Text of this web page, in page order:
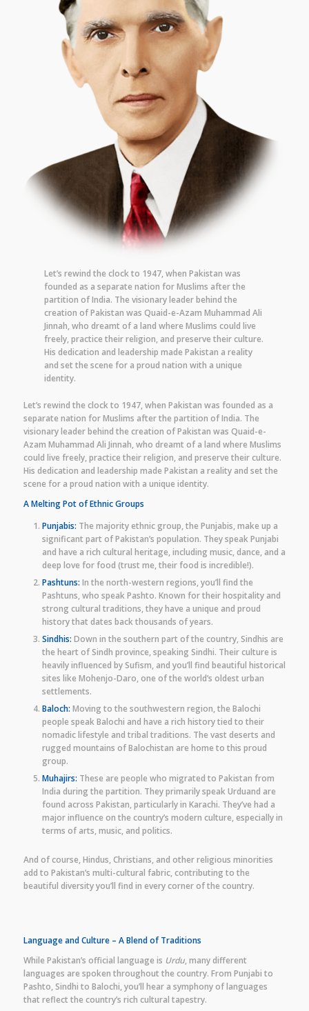
Let’s rewind the clock to 1947, when Pakistan was
founded as a separate nation for Muslims after the
partition of India. The visionary leader behind the
creation of Pakistan was Quaid-e-Azam Muhammad Ali
Jinnah, who dreamt of a land where Muslims could live
freely, practice their religion, and preserve their culture.
His dedication and leadership made Pakistan a reality
and set the scene for a proud nation with a unique
identity.
Let’s rewind the clock to 1947, when Pakistan was founded as a
separate nation for Muslims after the partition of India. The
visionary leader behind the creation of Pakistan was Quaid-e-
Azam Muhammad Ali Jinnah, who dreamt of a land where Muslims
could live freely, practice their religion, and preserve their culture.
His dedication and leadership made Pakistan a reality and set the
scene for a proud nation with a unique identity.
A Melting Pot of Ethnic Groups
Punjabis: The majority ethnic group, the Punjabis, make up a
significant part of Pakistan’s population. They speak Punjabi
and have a rich cultural heritage, including music, dance, and a
deep love for food (trust me, their food is incredible!).
Pashtuns: In the north-western regions, you’ll find the
Pashtuns, who speak Pashto. Known for their hospitality and
strong cultural traditions, they have a unique and proud
history that dates back thousands of years.
Sindhis: Down in the southern part of the country, Sindhis are
the heart of Sindh province, speaking Sindhi. Their culture is
heavily influenced by Sufism, and you’ll find beautiful historical
sites like Mohenjo-Daro, one of the world’s oldest urban
settlements.
Baloch: Moving to the southwestern region, the Balochi
people speak Balochi and have a rich history tied to their
nomadic lifestyle and tribal traditions. The vast deserts and
rugged mountains of Balochistan are home to this proud
group.
Muhajirs: These are people who migrated to Pakistan from
India during the partition. They primarily speak Urduand are
found across Pakistan, particularly in Karachi. They’ve had a
major influence on the country’s modern culture, especially in
terms of arts, music, and politics.
And of course, Hindus, Christians, and other religious minorities
add to Pakistan’s multi-cultural fabric, contributing to the
beautiful diversity you’ll find in every corner of the country.
Language and Culture – A Blend of Traditions
While Pakistan’s official language is Urdu, many different
languages are spoken throughout the country. From Punjabi to
Pashto, Sindhi to Balochi, you’ll hear a symphony of languages
that reflect the country’s rich cultural tapestry.